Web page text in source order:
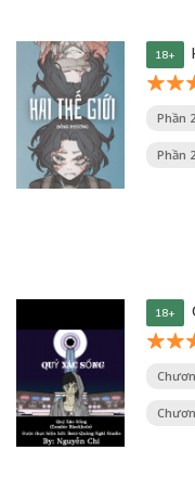
18+
Phần
Phần
18+